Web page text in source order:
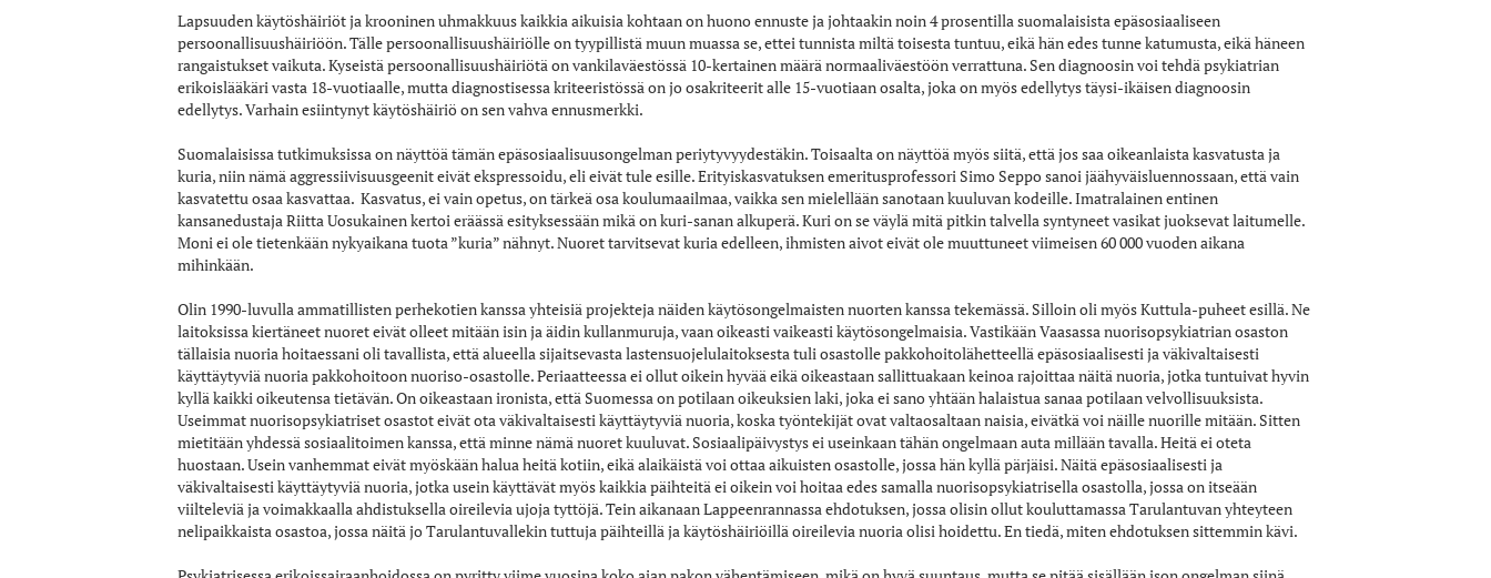
Lapsuuden käytöshäiriöt ja krooninen uhmakkuus kaikkia aikuisia kohtaan on huono ennuste ja johtaakin noin 4 prosentilla suomalaisista epäsosiaaliseen
persoonallisuushäiriöön. Tälle persoonallisuushäiriölle on tyypillistä muun muassa se, ettei tunnista miltä toisesta tuntuu, eikä hän edes tunne katumusta, eikä häneen
rangaistukset vaikuta. Kyseistä persoonallisuushäiriötä on vankilaväestössä 10-kertainen määrä normaaliväestöön verrattuna. Sen diagnoosin voi tehdä psykiatrian
erikoislääkäri vasta 18-vuotiaalle, mutta diagnostisessa kriteeristössä on jo osakriteerit alle 15-vuotiaan osalta, joka on myös edellytys täysi-ikäisen diagnoosin
edellytys. Varhain esiintynyt käytöshäiriö on sen vahva ennusmerkki.
Suomalaisissa tutkimuksissa on näyttöä tämän epäsosiaalisuusongelman periytyvyydestäkin. Toisaalta on näyttöä myös siitä, että jos saa oikeanlaista kasvatusta ja
kuria, niin nämä aggressiivisuusgeenit eivät ekspressoidu, eli eivät tule esille. Erityiskasvatuksen emeritusprofessori Simo Seppo sanoi jäähyväisluennossaan, että vain
kasvatettu osaa kasvattaa. Kasvatus, ei vain opetus, on tärkeä osa koulumaailmaa, vaikka sen mielellään sanotaan kuuluvan kodeille. Imatralainen entinen
kansanedustaja Riitta Uosukainen kertoi eräässä esityksessään mikä on kuri-sanan alkuperä. Kuri on se väylä mitä pitkin talvella syntyneet vasikat juoksevat laitumelle.
Moni ei ole tietenkään nykyaikana tuota ”kuria” nähnyt. Nuoret tarvitsevat kuria edelleen, ihmisten aivot eivät ole muuttuneet viimeisen 60 000 vuoden aikana
mihinkään.
Olin 1990-luvulla ammatillisten perhekotien kanssa yhteisiä projekteja näiden käytösongelmaisten nuorten kanssa tekemässä. Silloin oli myös Kuttula-puheet esillä. Ne
laitoksissa kiertäneet nuoret eivät olleet mitään isin ja äidin kullanmuruja, vaan oikeasti vaikeasti käytösongelmaisia. Vastikään Vaasassa nuorisopsykiatrian osaston
tällaisia nuoria hoitaessani oli tavallista, että alueella sijaitsevasta lastensuojelulaitoksesta tuli osastolle pakkohoitolähetteellä epäsosiaalisesti ja väkivaltaisesti
käyttäytyviä nuoria pakkohoitoon nuoriso-osastolle. Periaatteessa ei ollut oikein hyvää eikä oikeastaan sallittuakaan keinoa rajoittaa näitä nuoria, jotka tuntuivat hyvin
kyllä kaikki oikeutensa tietävän. On oikeastaan ironista, että Suomessa on potilaan oikeuksien laki, joka ei sano yhtään halaistua sanaa potilaan velvollisuuksista.
Useimmat nuorisopsykiatriset osastot eivät ota väkivaltaisesti käyttäytyviä nuoria, koska työntekijät ovat valtaosaltaan naisia, eivätkä voi näille nuorille mitään. Sitten
mietitään yhdessä sosiaalitoimen kanssa, että minne nämä nuoret kuuluvat. Sosiaalipäivystys ei useinkaan tähän ongelmaan auta millään tavalla. Heitä ei oteta
huostaan. Usein vanhemmat eivät myöskään halua heitä kotiin, eikä alaikäistä voi ottaa aikuisten osastolle, jossa hän kyllä pärjäisi. Näitä epäsosiaalisesti ja
väkivaltaisesti käyttäytyviä nuoria, jotka usein käyttävät myös kaikkia päihteitä ei oikein voi hoitaa edes samalla nuorisopsykiatrisella osastolla, jossa on itseään
viilteleviä ja voimakkaalla ahdistuksella oireilevia ujoja tyttöjä. Tein aikanaan Lappeenrannassa ehdotuksen, jossa olisin ollut kouluttamassa Tarulantuvan yhteyteen
nelipaikkaista osastoa, jossa näitä jo Tarulantuvallekin tuttuja päihteillä ja käytöshäiriöillä oireilevia nuoria olisi hoidettu. En tiedä, miten ehdotuksen sittemmin kävi.